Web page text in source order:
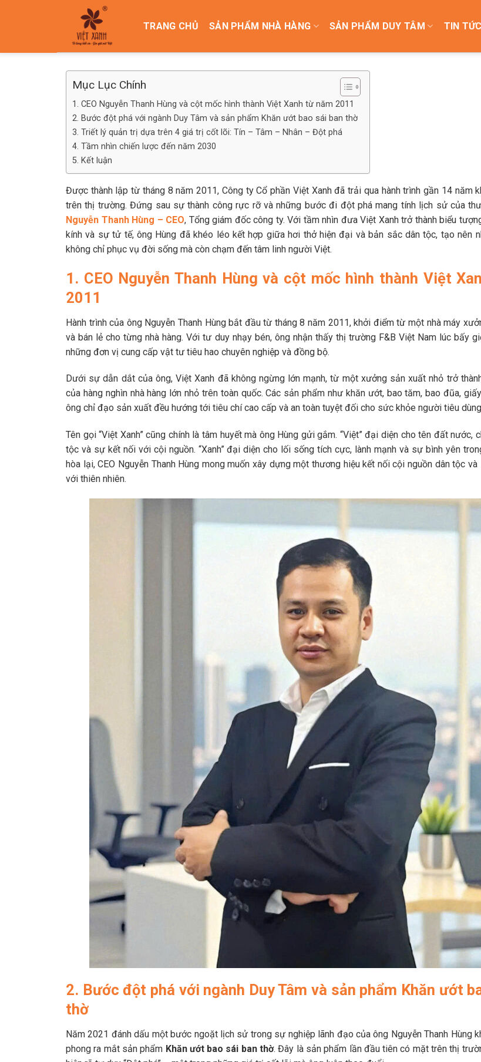
TRANG CHỦ SẢN PHẨM NHÀ HÀNG SẢN PHẨM DUY TÂM TIN TỨC
Mục Lục Chính
1. CEO Nguyễn Thanh Hùng và cột mốc hình thành Việt Xanh từ năm 2011
2. Bước đột phá với ngành Duy Tâm và sản phẩm Khăn ướt bao sái ban thờ
3. Triết lý quản trị dựa trên 4 giá trị cốt lõi: Tín – Tâm – Nhân – Đột phá
4. Tầm nhìn chiến lược đến năm 2030
5. Kết luận
Được thành lập từ tháng 8 năm 2011, Công ty Cổ phần Việt Xanh đã trải qua hành trình gần 14 năm
trên thị trường. Đứng sau sự thành công rực rỡ và những bước đi đột phá mang tính lịch sử của
Nguyễn Thanh Hùng – CEO, Tổng giám đốc công ty. Với tầm nhìn đưa Việt Xanh trở thành biểu
kính và sự tử tế, ông Hùng đã khéo léo kết hợp giữa hơi thở hiện đại và bản sắc dân tộc, tạo nên
không chỉ phục vụ đời sống mà còn chạm đến tâm linh người Việt.
1. CEO Nguyễn Thanh Hùng và cột mốc hình thành Việt
2011
Hành trình của ông Nguyễn Thanh Hùng bắt đầu từ tháng 8 năm 2011, khởi điểm từ một nhà máy
và bán lẻ cho từng nhà hàng. Với tư duy nhạy bén, ông nhận thấy thị trường F&B Việt Nam lúc bấy
những đơn vị cung cấp vật tư tiêu hao chuyên nghiệp và đồng bộ.
Dưới sự dẫn dắt của ông, Việt Xanh đã không ngừng lớn mạnh, từ một xưởng sản xuất nhỏ trở
của hàng nghìn nhà hàng lớn nhỏ trên toàn quốc. Các sản phẩm như khăn ướt, bao tăm, bao đũa,
ông chỉ đạo sản xuất đều hướng tới tiêu chí cao cấp và an toàn tuyệt đối cho sức khỏe người tiêu
Tên gọi “Việt Xanh” cũng chính là tâm huyết mà ông Hùng gửi gắm. “Việt” đại diện cho tên đất nước,
tộc và sự kết nối với cội nguồn. “Xanh” đại diện cho lối sống tích cực, lành mạnh và sự bình yên
hòa lại, CEO Nguyễn Thanh Hùng mong muốn xây dựng một thương hiệu kết nối cội nguồn dân tộc
với thiên nhiên.
2. Bước đột phá với ngành Duy Tâm và sản phẩm Khăn ướt
thờ
Năm 2021 đánh dấu một bước ngoặt lịch sử trong sự nghiệp lãnh đạo của ông Nguyễn Thanh Hùng
phong ra mắt sản phẩm Khăn ướt bao sái ban thờ. Đây là sản phẩm lần đầu tiên có mặt trên thị